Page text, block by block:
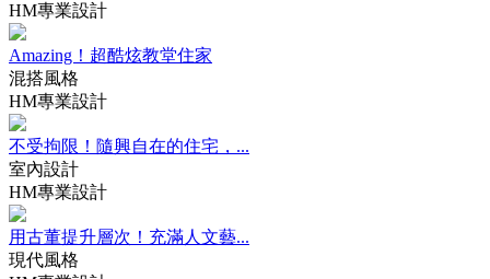
HM專業設計
Amazing！超酷炫教堂住家
混搭風格
HM專業設計
不受拘限！隨興自在的住宅，...
室內設計
HM專業設計
用古董提升層次！充滿人文藝...
現代風格